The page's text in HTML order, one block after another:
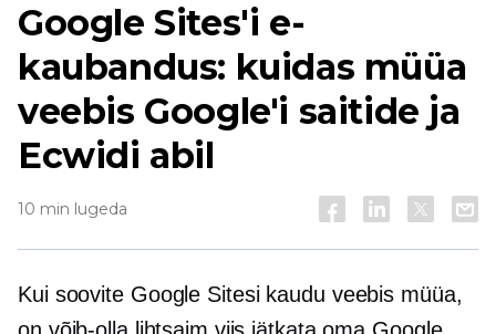
Google Sites'i e-
kaubandus: kuidas müüa
veebis Google'i saitide ja
Ecwidi abil
10 min lugeda
Kui soovite Google Sitesi kaudu veebis müüa,